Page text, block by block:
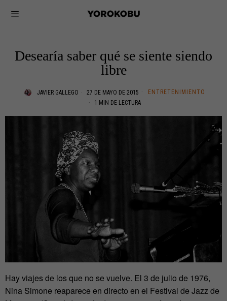
Desearía saber qué se siente siendo
libre
JAVIER GALLEGO 27 DE MAYO DE 2015
ENTRETENIMIENTO
1 MIN DE LECTURA
Hay viajes de los que no se vuelve. El 3 de julio de 1976,
Nina Simone reaparece en directo en el Festival de Jazz de